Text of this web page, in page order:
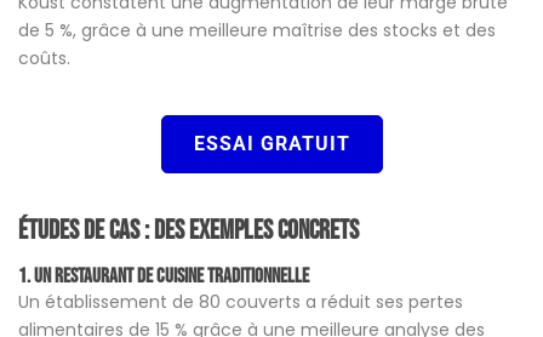
de 5 %, grâce à une meilleure maîtrise des stocks et des
coûts​.
ESSAI GRATUIT
Études de cas : des exemples concrets
1. Un restaurant de cuisine traditionnelle
Un établissement de 80 couverts a réduit ses pertes
alimentaires de 15 % grâce à une meilleure analyse des